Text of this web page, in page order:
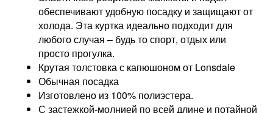
обеспечивают удобную посадку и защищают от
холода. Эта куртка идеально подходит для
любого случая – будь то спорт, отдых или
просто прогулка.
Крутая толстовка с капюшоном от Lonsdale
Обычная посадка
Изготовлено из 100% полиэстера.
С застежкой-молнией по всей длине и потайной